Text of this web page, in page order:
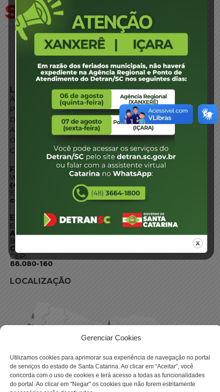
Gerenciar Cookies
Utilizamos cookies para aprimorar sua experiência de navegação no portal
de serviços do estado de Santa Catarina. Ao clicar em “Aceitar”, você
concorda com o uso de cookies e terá acesso a todas as funcionalidades
do portal. Ao clicar em "Negar" os cookies que não forem estritamente
LINKS EXTERNOS
Agência de Notícias
Portal de Serviços
Diário Oficial
Acesso à Informação
Órgãos do Governo
Conheça SC
FALE CONOSCO
WhatsApp:
(48) 3664-1800
E-mail:
centraldeinformacoes@detran.sc.gov.br
ENDEREÇO
Endereço:
Av. Almirante Tamandaré - 480
Bairro:
Coqueiros, Florianópolis SC
CEP:
88.080-160
LOCALIZAÇÃO